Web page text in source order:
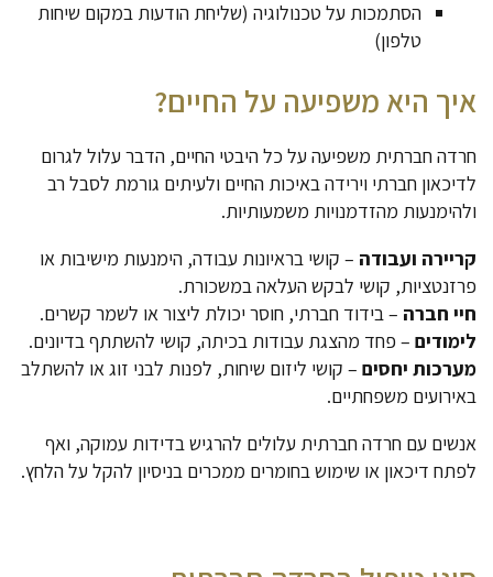
הסתמכות על טכנולוגיה (שליחת הודעות במקום שיחות
טלפון)
איך היא משפיעה על החיים?
חרדה חברתית משפיעה על כל היבטי החיים, הדבר עלול לגרום
לדיכאון חברתי וירידה באיכות החיים ולעיתים גורמת לסבל רב
ולהימנעות מהזדמנויות משמעותיות.
קריירה ועבודה – קושי בראיונות עבודה, הימנעות מישיבות או
פרזנטציות, קושי לבקש העלאה במשכורת.
חיי חברה – בידוד חברתי, חוסר יכולת ליצור או לשמר קשרים.
לימודים – פחד מהצגת עבודות בכיתה, קושי להשתתף בדיונים.
מערכות יחסים – קושי ליזום שיחות, לפנות לבני זוג או להשתלב
באירועים משפחתיים.
אנשים עם חרדה חברתית עלולים להרגיש בדידות עמוקה, ואף
לפתח דיכאון או שימוש בחומרים ממכרים בניסיון להקל על הלחץ.